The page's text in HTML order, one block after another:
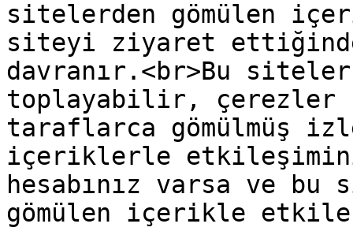
sitelerden gömülen
siteyi ziyaret
davranır.<br>Bu
toplayabilir, çerezler
taraflarca gömülmüş
içeriklerle
hesabınız varsa ve
gömülen içerikle